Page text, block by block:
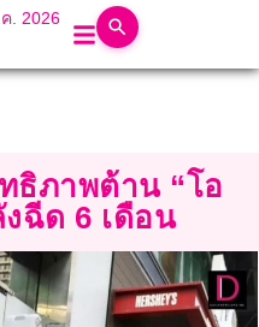
. 2026
ธิภาพต้าน “โอ
ฉีด 6 เดือน